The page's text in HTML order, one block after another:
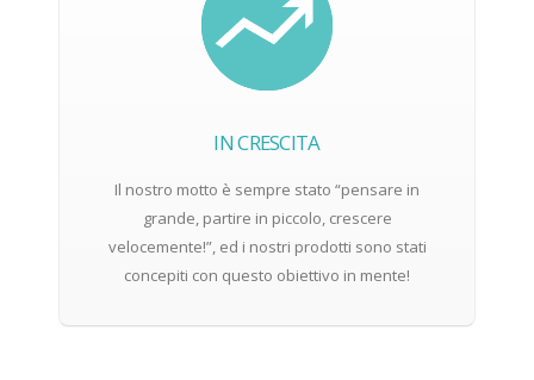
IN CRESCITA
Il nostro motto è sempre stato “pensare in
grande, partire in piccolo, crescere
velocemente!”, ed i nostri prodotti sono stati
concepiti con questo obiettivo in mente!